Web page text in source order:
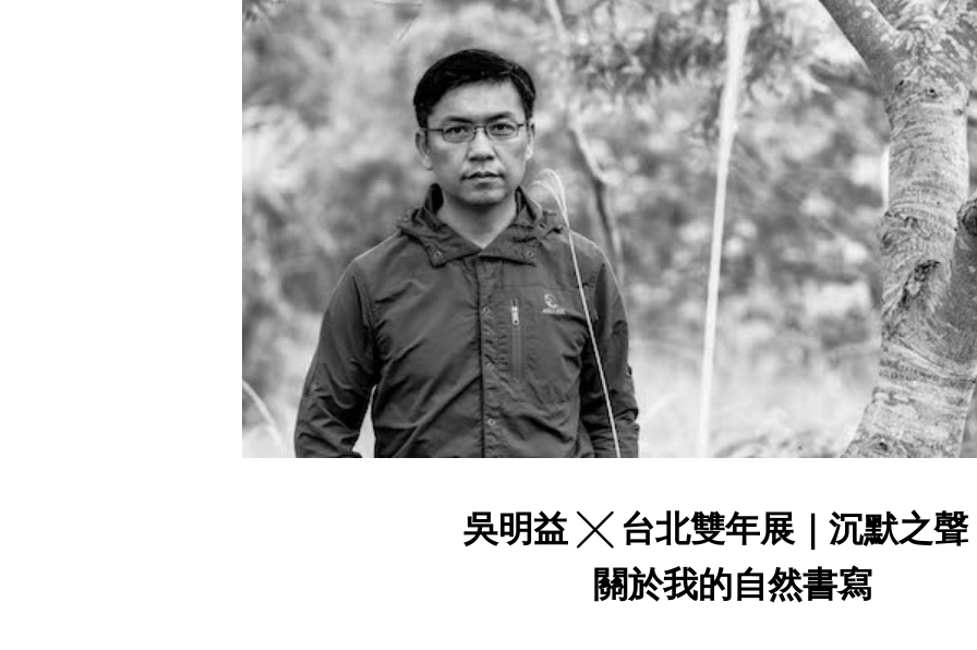
吳明益 ╳ 台北雙年展｜沉默之聲
關於我的自然書寫